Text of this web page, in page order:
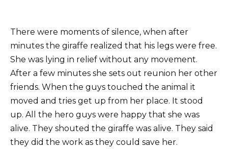
There were moments of silence, when after
minutes the giraffe realized that his legs were free.
She was lying in relief without any movement.
After a few minutes she sets out reunion her other
friends. When the guys touched the animal it
moved and tries get up from her place. It stood
up. All the hero guys were happy that she was
alive. They shouted the giraffe was alive. They said
they did the work as they could save her.